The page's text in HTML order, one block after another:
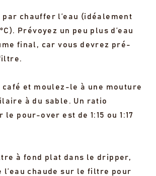
par chauffer l’eau (idéalement
Prévoyez un peu plus d’eau
final, car vous devrez pré-
café et moulez-le à une mouture
à du sable. Un ratio
le pour-over est de 1:15 ou 1:17
à fond plat dans le dripper,
l’eau chaude sur le filtre pour